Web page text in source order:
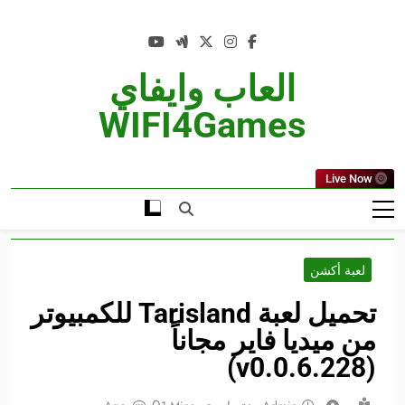
العاب وايفاي
WIFI4Games
Live Now
لعبة أكشن
تحميل لعبة Tarisland للكمبيوتر
من ميديا فاير مجاناً
(v0.0.6.228)